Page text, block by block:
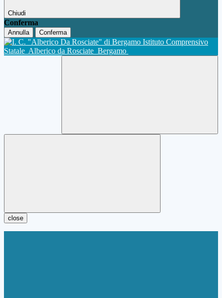
Chiudi
Conferma
Annulla Conferma
Istituto Comprensivo
Statale Alberico da Rosciate Bergamo
close